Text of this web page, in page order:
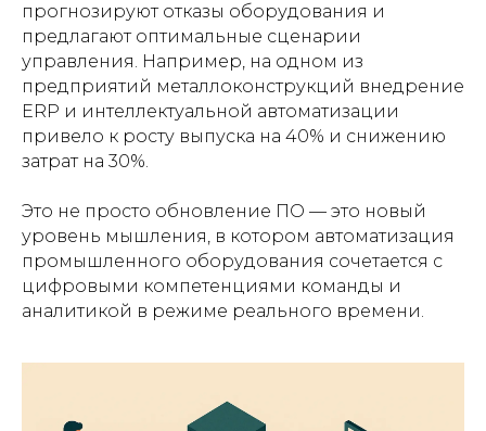
прогнозируют отказы оборудования и
предлагают оптимальные сценарии
управления. Например, на одном из
предприятий металлоконструкций внедрение
ERP и интеллектуальной автоматизации
привело к росту выпуска на 40% и снижению
затрат на 30%.
Это не просто обновление ПО — это новый
уровень мышления, в котором автоматизация
промышленного оборудования сочетается с
цифровыми компетенциями команды и
аналитикой в режиме реального времени.